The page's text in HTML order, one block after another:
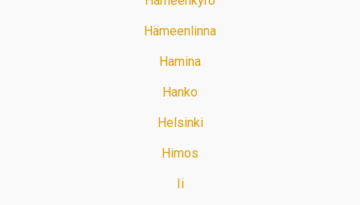
Hämeenlinna
Hamina
Hanko
Helsinki
Himos
Ii